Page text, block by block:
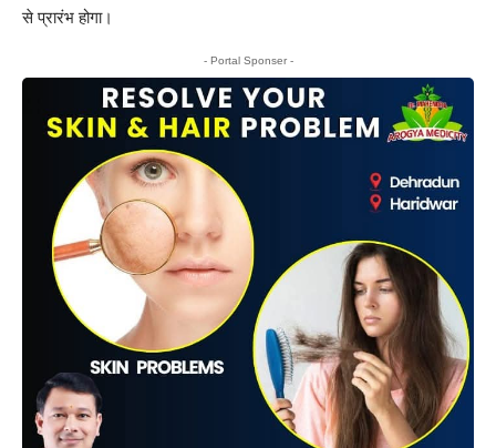
से प्रारंभ होगा।
- Portal Sponser -